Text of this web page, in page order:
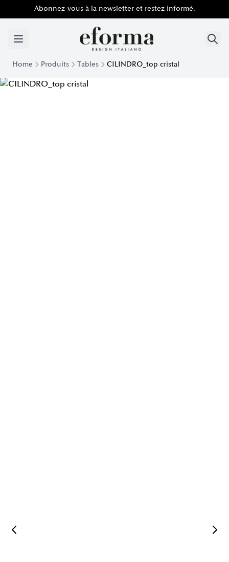
Abonnez-vous à la newsletter et restez informé.
Home Produits Tables CILINDRO_top cristal
Table Design Cilindro Plateau Bistro Verre | Eforma